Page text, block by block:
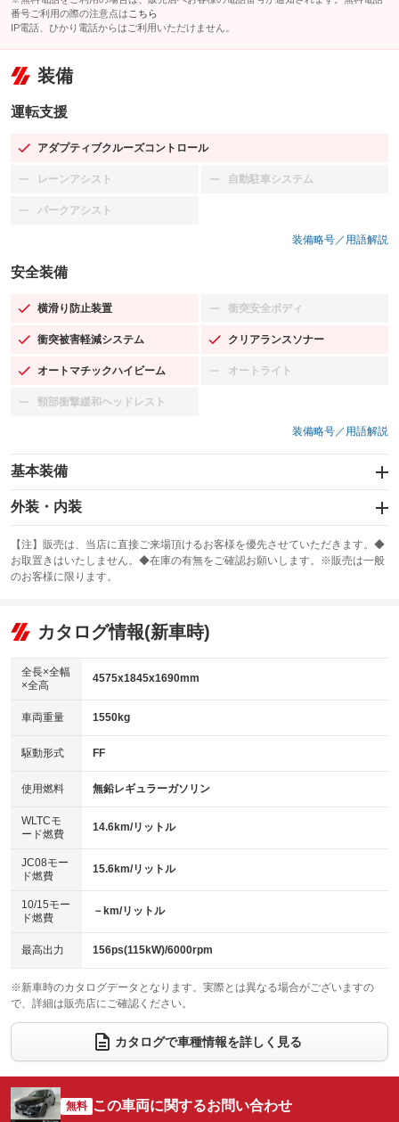
番号ご利用の際の注意点は こちら
IP電話、ひかり電話からはご利用いただけません。
装備
運転支援
アダプティブクルーズコントロール
：装備あり
レーンアシスト
：装備なし 自動駐車システム
：装備なし
パークアシスト
：装備なし
装備略号／用語解説
安全装備
横滑り防止装置
：装備あり 衝突安全ボディ
：装備なし
衝突被害軽減システム
：装備あり クリアランスソナー
：装備あり
オートマチックハイビーム
：装備あり オートライト
：装備なし
頸部衝撃緩和ヘッドレスト
：装備なし
装備略号／用語解説
基本装備
エアバッグ：運転席/助手席/サイド
：装備あり
：装備なし
サンルーフ
：装備なし ABS
リフトアップ
：装備なし
：装備なし
パワーウィンドウ
アイドリングストップ
：装備あり
USB入力端子
：装備あり
100V電源
：装備なし
センターデフロック
：装備なし
電動格納ミラー
：装備なし
外装・内装
カーナビ：メモリーナビ他
：装備あり
TV：フルセグ
：装備あり
ビジュアル
：装備なし
：装備あり
革シート
キーレス
HID(キセノンライト)
：装備なし
バックカメラ
：装備あり
エアロ
：装備なし
：装備なし
パワーシート
ベンチシート
：装備なし
チップアップシート
：装備なし
：装備なし ：装備あり
ウォークスルー
：装備なし
電動リアゲート フロントカメラ
：装備あり
：装備なし ：装備あり
サイドカメラ
：装備あり ルーフレール
：装備なし
【注】販売は、当店に直接ご来場頂けるお客様を優先させていただきます。◆
お取置きはいたしません。◆在庫の有無をご確認お願いします。※販売は一般
のお客様に限ります。
カタログ情報(新車時)
全長×全幅
×全高
4575x1845x1690mm
車両重量 1550kg
駆動形式 FF
使用燃料 無鉛レギュラーガソリン
WLTCモ
ード燃費
14.6km/リットル
JC08モー
ド燃費
15.6km/リットル
10/15モー
ド燃費
－km/リットル
最高出力 156ps(115kW)/6000rpm
※新車時のカタログデータとなります。実際とは異なる場合がございますの
で、詳細は販売店にご確認ください。
カタログで車種情報を詳しく見る
無料 この車両に関するお問い合わせ